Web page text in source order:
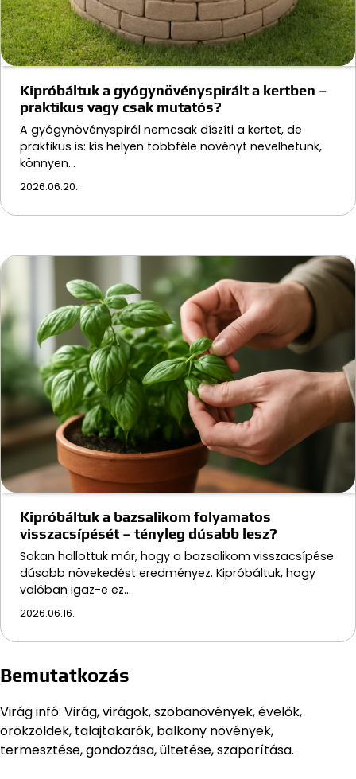
Kipróbáltuk a gyógynövényspirált a kertben –
praktikus vagy csak mutatós?
A gyógynövényspirál nemcsak díszíti a kertet, de
praktikus is: kis helyen többféle növényt nevelhetünk,
könnyen…
2026.06.20.
Kipróbáltuk a bazsalikom folyamatos
visszacsípését – tényleg dúsabb lesz?
Sokan hallottuk már, hogy a bazsalikom visszacsípése
dúsabb növekedést eredményez. Kipróbáltuk, hogy
valóban igaz-e ez…
2026.06.16.
Bemutatkozás
Virág infó: Virág, virágok, szobanövények, évelők,
örökzöldek, talajtakarók, balkony növények,
termesztése, gondozása, ültetése, szaporítása.